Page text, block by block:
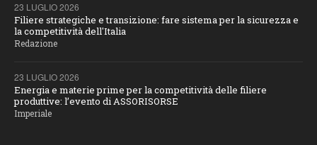
23 LUGLIO 2026
Filiere strategiche e transizione: fare sistema per la sicurezza e
la competitività dell'Italia
Redazione
23 LUGLIO 2026
Energia e materie prime per la competitività delle filiere
produttive: l’evento di ASSORISORSE
Imperiale